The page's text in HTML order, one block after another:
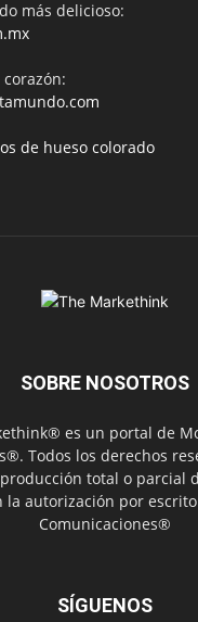
más delicioso:
de hueso colorado
SOBRE NOSOTROS
es un portal de
Todos los derechos
total o parcial
la autorización por
Comunicaciones®
SÍGUENOS